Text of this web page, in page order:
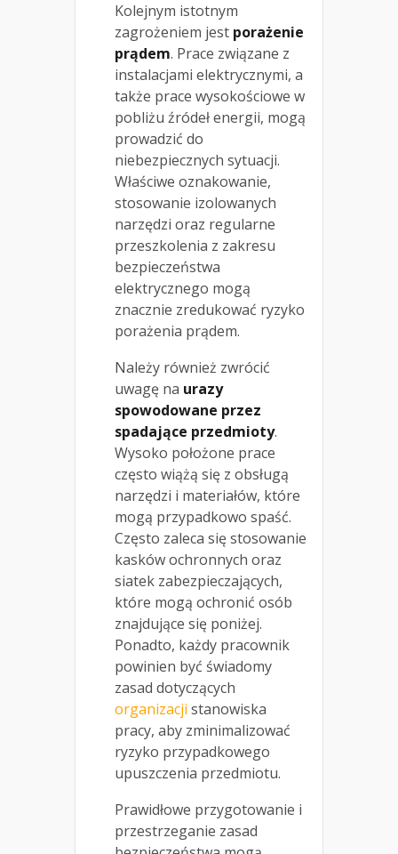
Kolejnym istotnym
zagrożeniem jest porażenie
prądem. Prace związane z
instalacjami elektrycznymi, a
także prace wysokościowe w
pobliżu źródeł energii, mogą
prowadzić do
niebezpiecznych sytuacji.
Właściwe oznakowanie,
stosowanie izolowanych
narzędzi oraz regularne
przeszkolenia z zakresu
bezpieczeństwa
elektrycznego mogą
znacznie zredukować ryzyko
porażenia prądem.
Należy również zwrócić
uwagę na urazy
spowodowane przez
spadające przedmioty.
Wysoko położone prace
często wiążą się z obsługą
narzędzi i materiałów, które
mogą przypadkowo spaść.
Często zaleca się stosowanie
kasków ochronnych oraz
siatek zabezpieczających,
które mogą ochronić osób
znajdujące się poniżej.
Ponadto, każdy pracownik
powinien być świadomy
zasad dotyczących
organizacji stanowiska
pracy, aby zminimalizować
ryzyko przypadkowego
upuszczenia przedmiotu.
Prawidłowe przygotowanie i
przestrzeganie zasad